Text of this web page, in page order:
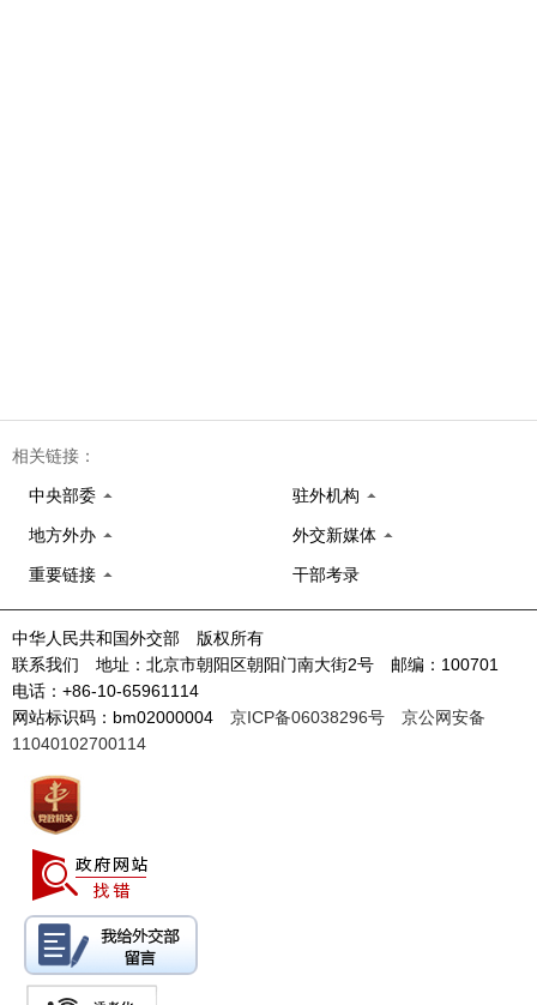
相关链接：
中央部委 驻外机构
地方外办 外交新媒体
重要链接 干部考录
中华人民共和国外交部 版权所有
联系我们 地址：北京市朝阳区朝阳门南大街2号 邮编：100701
电话：+86-10-65961114
网站标识码：bm02000004 京ICP备06038296号
京公网安备
11040102700114